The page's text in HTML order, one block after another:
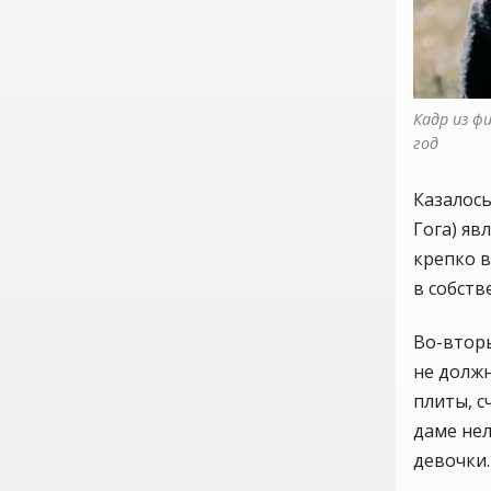
Кадр из
год
Гога)
крепко
в
Во-
не
плиты,
даме